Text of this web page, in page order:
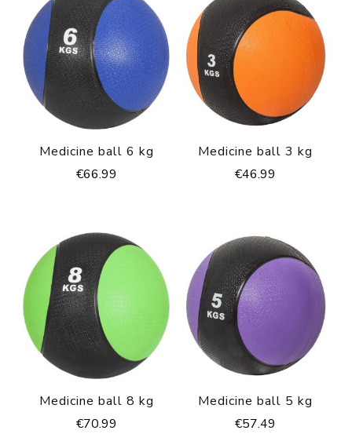
Medicine ball 6 kg
€66.99
Medicine ball 3 kg
€46.99
Medicine ball 8 kg
€70.99
Medicine ball 5 kg
€57.49